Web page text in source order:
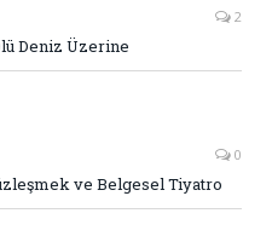
2
Deniz Üzerine
0
ve Belgesel Tiyatro